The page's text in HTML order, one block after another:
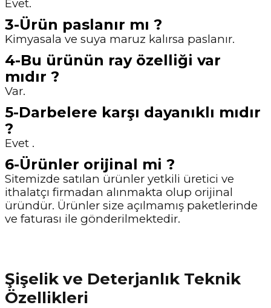
Evet.
3-Ürün paslanır mı ?
Kimyasala ve suya maruz kalırsa paslanır.
4-Bu ürünün ray özelliği var
mıdır ?
Var.
5-Darbelere karşı dayanıklı mıdır
?
Evet .
6-Ürünler orijinal mi ?
Sitemizde satılan ürünler yetkili üretici ve
ithalatçı firmadan alınmakta olup orijinal
üründür. Ürünler size açılmamış paketlerinde
ve faturası ile gönderilmektedir.
Şişelik ve Deterjanlık Teknik
Özellikleri